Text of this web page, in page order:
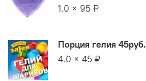
1.0 × 95 ₽
Порция гелия 45руб.
4.0 × 45 ₽